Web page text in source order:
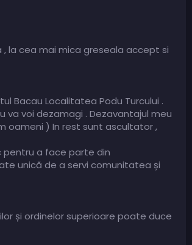
, la cea mai mica greseala accept si
Bacau Localitatea Podu Turcului .
va voi dezamagi . Dezavantajul meu
oameni ) In rest sunt ascultator ,
pentru a face parte din
unică de a servi comunitatea și
și ordinelor superioare poate duce